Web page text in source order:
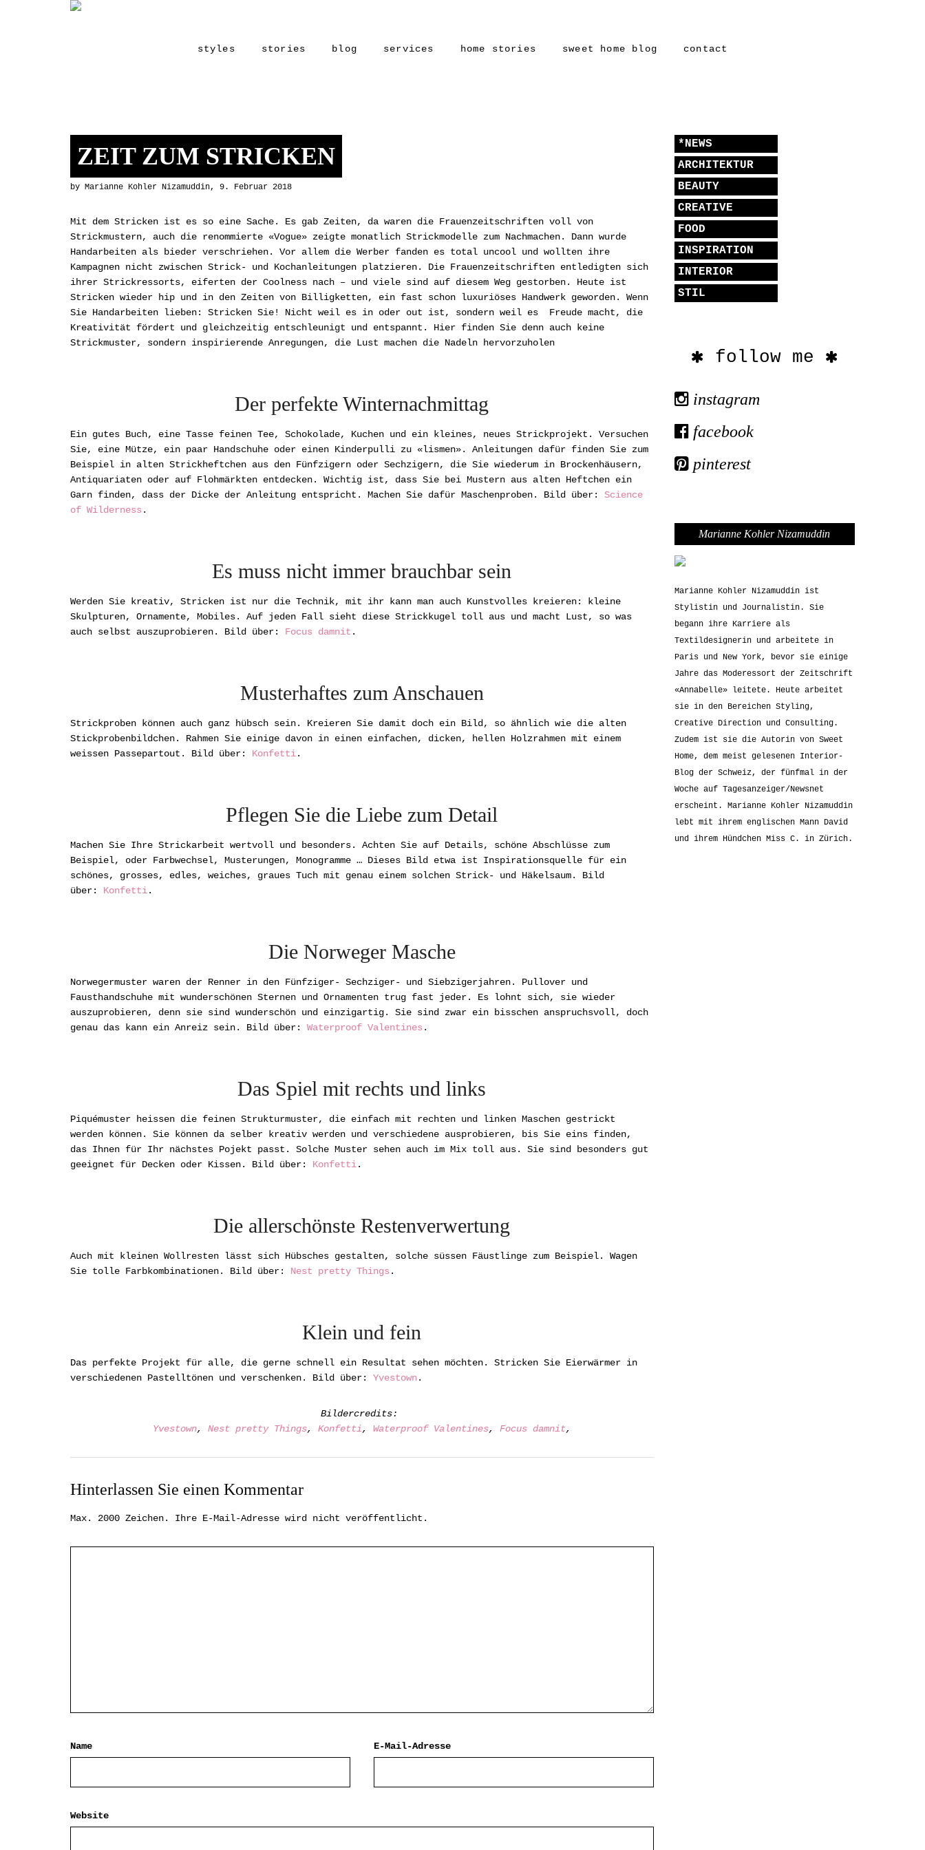
styles stories blog services home stories sweet home blog contact
ZEIT ZUM STRICKEN
by Marianne Kohler Nizamuddin, 9. Februar 2018
Mit dem Stricken ist es so eine Sache. Es gab Zeiten, da waren die Frauenzeitschriften voll von
Strickmustern, auch die renommierte «Vogue» zeigte monatlich Strickmodelle zum Nachmachen. Dann wurde
Handarbeiten als bieder verschriehen. Vor allem die Werber fanden es total uncool und wollten ihre
Kampagnen nicht zwischen Strick- und Kochanleitungen platzieren. Die Frauenzeitschriften entledigten sich
ihrer Strickressorts, eiferten der Coolness nach – und viele sind auf diesem Weg gestorben. Heute ist
Stricken wieder hip und in den Zeiten von Billigketten, ein fast schon luxuriöses Handwerk geworden. Wenn
Sie Handarbeiten lieben: Stricken Sie! Nicht weil es in oder out ist, sondern weil es Freude macht, die
Kreativität fördert und gleichzeitig entschleunigt und entspannt. Hier finden Sie denn auch keine
Strickmuster, sondern inspirierende Anregungen, die Lust machen die Nadeln hervorzuholen
Der perfekte Winternachmittag
Ein gutes Buch, eine Tasse feinen Tee, Schokolade, Kuchen und ein kleines, neues Strickprojekt. Versuchen
Sie, eine Mütze, ein paar Handschuhe oder einen Kinderpulli zu «lismen». Anleitungen dafür finden Sie zum
Beispiel in alten Strickheftchen aus den Fünfzigern oder Sechzigern, die Sie wiederum in Brockenhäusern,
Antiquariaten oder auf Flohmärkten entdecken. Wichtig ist, dass Sie bei Mustern aus alten Heftchen ein
Garn finden, dass der Dicke der Anleitung entspricht. Machen Sie dafür Maschenproben. Bild über: Science
of Wilderness .
Es muss nicht immer brauchbar sein
Werden Sie kreativ, Stricken ist nur die Technik, mit ihr kann man auch Kunstvolles kreieren: kleine
Skulpturen, Ornamente, Mobiles. Auf jeden Fall sieht diese Strickkugel toll aus und macht Lust, so was
auch selbst auszuprobieren. Bild über: Focus damnit .
Musterhaftes zum Anschauen
Strickproben können auch ganz hübsch sein. Kreieren Sie damit doch ein Bild, so ähnlich wie die alten
Stickprobenbildchen. Rahmen Sie einige davon in einen einfachen, dicken, hellen Holzrahmen mit einem
weissen Passepartout. Bild über: Konfetti.
Pflegen Sie die Liebe zum Detail
Machen Sie Ihre Strickarbeit wertvoll und besonders. Achten Sie auf Details, schöne Abschlüsse zum
Beispiel, oder Farbwechsel, Musterungen, Monogramme … Dieses Bild etwa ist Inspirationsquelle für ein
schönes, grosses, edles, weiches, graues Tuch mit genau einem solchen Strick- und Häkelsaum. Bild
über: Konfetti.
Die Norweger Masche
Norwegermuster waren der Renner in den Fünfziger- Sechziger- und Siebzigerjahren. Pullover und
Fausthandschuhe mit wunderschönen Sternen und Ornamenten trug fast jeder. Es lohnt sich, sie wieder
auszuprobieren, denn sie sind wunderschön und einzigartig. Sie sind zwar ein bisschen anspruchsvoll, doch
genau das kann ein Anreiz sein. Bild über: Waterproof Valentines .
Das Spiel mit rechts und links
Piquémuster heissen die feinen Strukturmuster, die einfach mit rechten und linken Maschen gestrickt
werden können. Sie können da selber kreativ werden und verschiedene ausprobieren, bis Sie eins finden,
das Ihnen für Ihr nächstes Pojekt passt. Solche Muster sehen auch im Mix toll aus. Sie sind besonders gut
geeignet für Decken oder Kissen. Bild über: Konfetti.
Die allerschönste Restenverwertung
Auch mit kleinen Wollresten lässt sich Hübsches gestalten, solche süssen Fäustlinge zum Beispiel. Wagen
Sie tolle Farbkombinationen. Bild über: Nest pretty Things .
Klein und fein
Das perfekte Projekt für alle, die gerne schnell ein Resultat sehen möchten. Stricken Sie Eierwärmer in
verschiedenen Pastelltönen und verschenken. Bild über: Yvestown.
Bildercredits:
Yvestown, Nest pretty Things, Konfetti, Waterproof Valentines, Focus damnit,
Hinterlassen Sie einen Kommentar
Max. 2000 Zeichen. Ihre E-Mail-Adresse wird nicht veröffentlicht.
Name E-Mail-Adresse
Website
*NEWS
ARCHITEKTUR
BEAUTY
CREATIVE
FOOD
INSPIRATION
INTERIOR
STIL
follow me
instagram
facebook
pinterest
Marianne Kohler Nizamuddin
Marianne Kohler Nizamuddin ist
Stylistin und Journalistin. Sie
begann ihre Karriere als
Textildesignerin und arbeitete in
Paris und New York, bevor sie einige
Jahre das Moderessort der Zeitschrift
«Annabelle» leitete. Heute arbeitet
sie in den Bereichen Styling,
Creative Direction und Consulting.
Zudem ist sie die Autorin von Sweet
Home, dem meist gelesenen Interior-
Blog der Schweiz, der fünfmal in der
Woche auf Tagesanzeiger/Newsnet
erscheint. Marianne Kohler Nizamuddin
lebt mit ihrem englischen Mann David
und ihrem Hündchen Miss C. in Zürich.